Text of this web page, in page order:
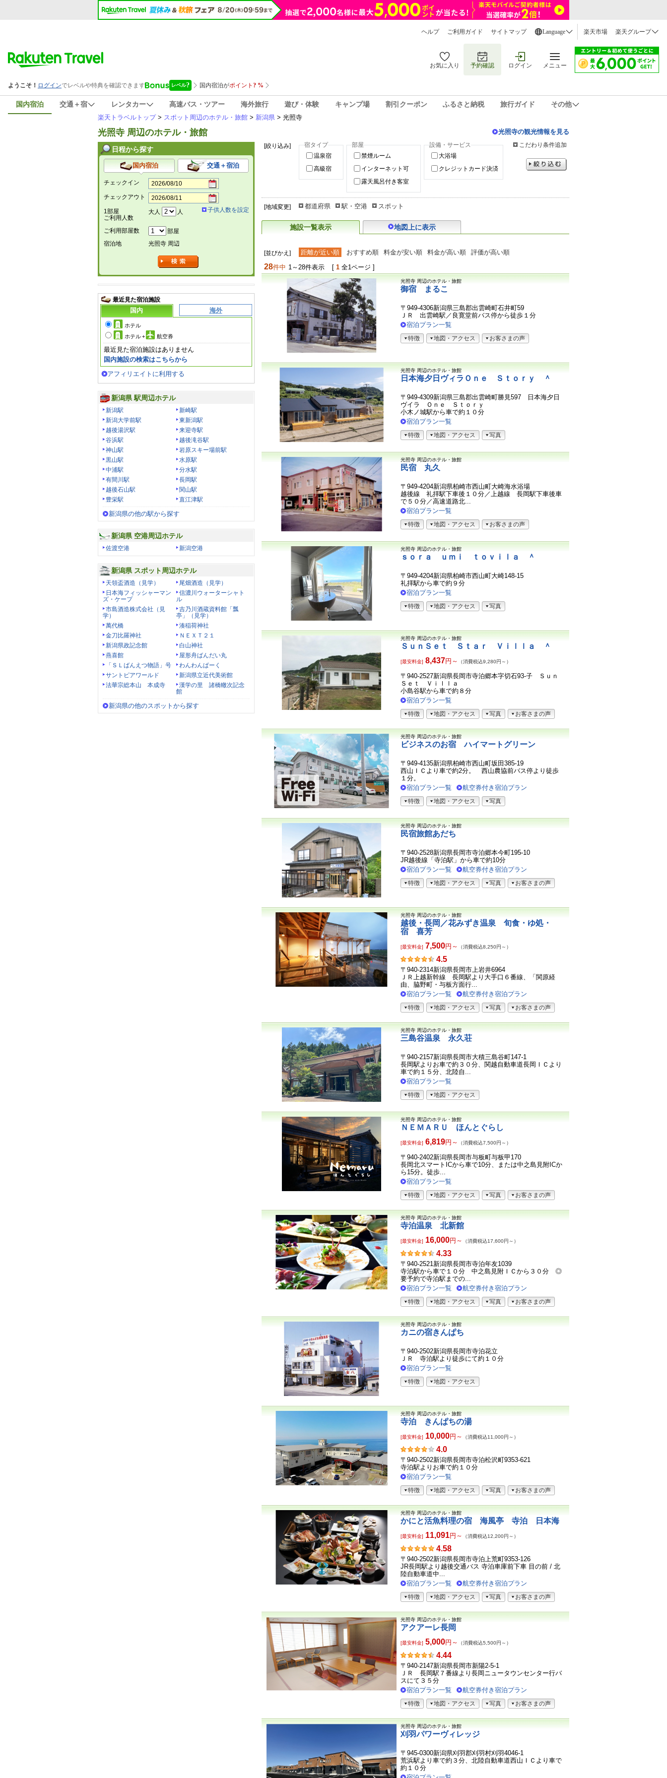
ヘルプ ご利用ガイド サイトマップ Language 楽天市場 楽天グループ
お気に入り 予約確認 ログイン メニュー
国内宿泊 交通＋宿 レンタカー 高速バス・ツアー 海外旅行 遊び・体験 キャンプ場 割引クーポン ふるさと納税 旅行ガイド
その他
楽天トラベルトップ> スポット周辺のホテル・旅館 > 新潟県 > 光照寺
光照寺 周辺のホテル・旅館 光照寺の観光情報を見る
[絞り込み]
宿タイプ
温泉宿
高級宿
部屋
禁煙ルーム
インターネット可
露天風呂付き客室
設備・サービス
大浴場
クレジットカード決済
こだわり条件追加
[地域変更] 都道府県 駅・空港 スポット
施設一覧表示 地図上に表示
[並びかえ] 距離が近い順 おすすめ順 料金が安い順 料金が高い順 評価が高い順
28件中 1～28件表示 [ 1 全1ページ ]
光照寺 周辺のホテル・旅館
御宿 まるこ
〒949-4306新潟県三島郡出雲崎町石井町59
ＪＲ 出雲崎駅／良寛堂前バス停から徒歩１分
宿泊プラン一覧
特徴 地図・アクセス お客さまの声
光照寺 周辺のホテル・旅館
日本海夕日ヴィラＯｎｅ Ｓｔｏｒｙ ＾
〒949-4309新潟県三島郡出雲崎町勝見597 日本海夕日
ヴイラ Ｏｎｅ Ｓｔｏｒｙ
小木ノ城駅から車で約１０分
宿泊プラン一覧
特徴 地図・アクセス 写真
光照寺 周辺のホテル・旅館
民宿 丸久
〒949-4204新潟県柏崎市西山町大崎海水浴場
越後線 礼拝駅下車後１０分／上越線 長岡駅下車後車
で５０分／高速道路北...
宿泊プラン一覧
特徴 地図・アクセス お客さまの声
光照寺 周辺のホテル・旅館
ｓｏｒａ ｕｍｉ ｔｏｖｉｌａ ＾
〒949-4204新潟県柏崎市西山町大崎148-15
礼拝駅から車で約９分
宿泊プラン一覧
特徴 地図・アクセス 写真
光照寺 周辺のホテル・旅館
ＳｕｎＳｅｔ Ｓｔａｒ Ｖｉｌｌａ ＾
[最安料金] 8,437円～ （消費税込9,280円～）
〒940-2527新潟県長岡市寺泊郷本字切石93-子 Ｓｕｎ
Ｓｅｔ Ｖｉｌｌａ
小島谷駅から車で約８分
宿泊プラン一覧
特徴 地図・アクセス 写真 お客さまの声
光照寺 周辺のホテル・旅館
ビジネスのお宿 ハイマートグリーン
〒949-4135新潟県柏崎市西山町坂田385-19
西山ＩＣより車で約2分。 西山農協前バス停より徒歩
１分。
宿泊プラン一覧
航空券付き宿泊プラン
特徴 地図・アクセス 写真
光照寺 周辺のホテル・旅館
民宿旅館あだち
〒940-2528新潟県長岡市寺泊郷本今町195-10
JR越後線「寺泊駅」から車で約10分
宿泊プラン一覧
航空券付き宿泊プラン
特徴 地図・アクセス 写真 お客さまの声
光照寺 周辺のホテル・旅館
越後・長岡／花みずき温泉 旬食・ゆ処・
宿 喜芳
[最安料金] 7,500円～ （消費税込8,250円～）
お
客
さ
ま
の
声
4.5
〒940-2314新潟県長岡市上岩井6964
ＪＲ上越新幹線 長岡駅より大手口６番線、「関原経
由、脇野町・与板方面行...
宿泊プラン一覧
航空券付き宿泊プラン
特徴 地図・アクセス 写真 お客さまの声
光照寺 周辺のホテル・旅館
三島谷温泉 永久荘
〒940-2157新潟県長岡市大積三島谷町147-1
長岡駅よりお車で約３０分、関越自動車道長岡ＩＣより
車で約１５分、北陸自...
宿泊プラン一覧
特徴 地図・アクセス
光照寺 周辺のホテル・旅館
ＮＥＭＡＲＵ ほんとぐらし
[最安料金] 6,819円～ （消費税込7,500円～）
〒940-2402新潟県長岡市与板町与板甲170
長岡北スマートICから車で10分、または中之島見附ICか
ら15分。徒歩...
宿泊プラン一覧
特徴 地図・アクセス 写真 お客さまの声
光照寺 周辺のホテル・旅館
寺泊温泉 北新館
[最安料金] 16,000円～ （消費税込17,600円～）
お
客
さ
ま
の
声
4.33
〒940-2521新潟県長岡市寺泊年友1039
寺泊駅から車で１０分 中之島見附ＩＣから３０分 ◎
要予約で寺泊駅までの...
宿泊プラン一覧
航空券付き宿泊プラン
特徴 地図・アクセス 写真 お客さまの声
光照寺 周辺のホテル・旅館
カニの宿きんぱち
〒940-2502新潟県長岡市寺泊花立
ＪＲ 寺泊駅より徒歩にて約１０分
宿泊プラン一覧
特徴 地図・アクセス
光照寺 周辺のホテル・旅館
寺泊 きんぱちの湯
[最安料金] 10,000円～ （消費税込11,000円～）
お
客
さ
ま
声
4.0
〒940-2502新潟県長岡市寺泊松沢町9353-621
寺泊駅よりお車で約１０分
宿泊プラン一覧
特徴 地図・アクセス 写真 お客さまの声
光照寺 周辺のホテル・旅館
かにと活魚料理の宿 海風亭 寺泊 日本海
[最安料金] 11,091円～ （消費税込12,200円～）
お
客
さ
ま
の
声
4.58
〒940-2502新潟県長岡市寺泊上荒町9353-126
JR長岡駅より越後交通バス 寺泊車庫前下車 目の前 / 北
陸自動車道中...
宿泊プラン一覧
航空券付き宿泊プラン
特徴 地図・アクセス 写真 お客さまの声
光照寺 周辺のホテル・旅館
アクアーレ長岡
[最安料金] 5,000円～ （消費税込5,500円～）
お
客
さ
ま
の
声
4.44
〒940-2147新潟県長岡市新陽2-5-1
ＪＲ 長岡駅７番線より長岡ニュータウンセンター行バ
スにて３５分
宿泊プラン一覧
航空券付き宿泊プラン
特徴 地図・アクセス 写真 お客さまの声
光照寺 周辺のホテル・旅館
刈羽パワーヴィレッジ
〒945-0300新潟県刈羽郡刈羽村刈羽4046-1
荒浜駅より車で約３分、北陸自動車道西山ＩＣより車で
約１０分
日程から探す
国内宿泊 交通＋宿泊
チェックイン
チェックアウト
1部屋
ご利用人数
大人 人 子供人数を設定
ご利用部屋数
部屋
宿泊地
光照寺 周辺
最近見た宿泊施設
国内 海外
ホテル
ホテル+ 航空券
最近見た宿泊施設はありません
国内施設の検索はこちらから
アフィリエイトに利用する
新潟県 駅周辺ホテル
新潟駅
新崎駅
新潟大学前駅
東新潟駅
越後湯沢駅
来迎寺駅
谷浜駅
越後滝谷駅
神山駅
岩原スキー場前駅
黒山駅
水原駅
中浦駅
分水駅
有間川駅
長岡駅
越後石山駅
関山駅
豊栄駅
直江津駅
新潟県の他の駅から探す
新潟県 空港周辺ホテル
佐渡空港 新潟空港
新潟県 スポット周辺ホテル
天領盃酒造（見学）
尾畑酒造（見学）
日本海フィッシャーマン
ズ・ケープ
信濃川ウォーターシャト
ル
市島酒造株式会社（見
学）
吉乃川酒蔵資料館「瓢
亭」（見学）
萬代橋
湊稲荷神社
金刀比羅神社
ＮＥＸＴ２１
新潟県政記念館
白山神社
燕喜館
屋形舟ばんだい丸
「ＳＬばんえつ物語」号
わんわんぱーく
サントピアワールド
新潟県立近代美術館
法華宗総本山 本成寺
漢学の里 諸橋轍次記念
館
新潟県の他のスポットから探す